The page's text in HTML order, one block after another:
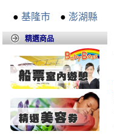
● 基隆市● 澎湖縣
精選商品